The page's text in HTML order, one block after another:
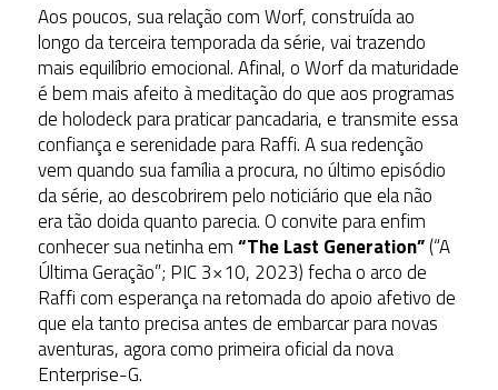
Aos poucos, sua relação com Worf, construída ao
longo da terceira temporada da série, vai trazendo
mais equilíbrio emocional. Afinal, o Worf da maturidade
é bem mais afeito à meditação do que aos programas
de holodeck para praticar pancadaria, e transmite essa
confiança e serenidade para Raffi. A sua redenção
vem quando sua família a procura, no último episódio
da série, ao descobrirem pelo noticiário que ela não
era tão doida quanto parecia. O convite para enfim
conhecer sua netinha em“The Last Generation”(“A
Última Geração”; PIC 3×10, 2023) fecha o arco de
Raffi com esperança na retomada do apoio afetivo de
que ela tanto precisa antes de embarcar para novas
aventuras, agora como primeira oficial da nova
Enterprise-G.